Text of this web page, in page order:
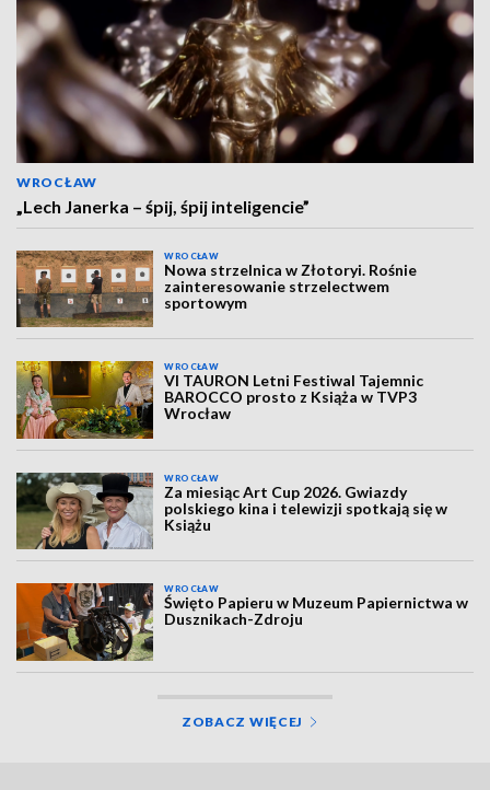
WROCŁAW
„Lech Janerka – śpij, śpij inteligencie”
WROCŁAW
Nowa strzelnica w Złotoryi. Rośnie
zainteresowanie strzelectwem
sportowym
WROCŁAW
VI TAURON Letni Festiwal Tajemnic
BAROCCO prosto z Książa w TVP3
Wrocław
WROCŁAW
Za miesiąc Art Cup 2026. Gwiazdy
polskiego kina i telewizji spotkają się w
Książu
WROCŁAW
Święto Papieru w Muzeum Papiernictwa w
Dusznikach-Zdroju
ZOBACZ WIĘCEJ